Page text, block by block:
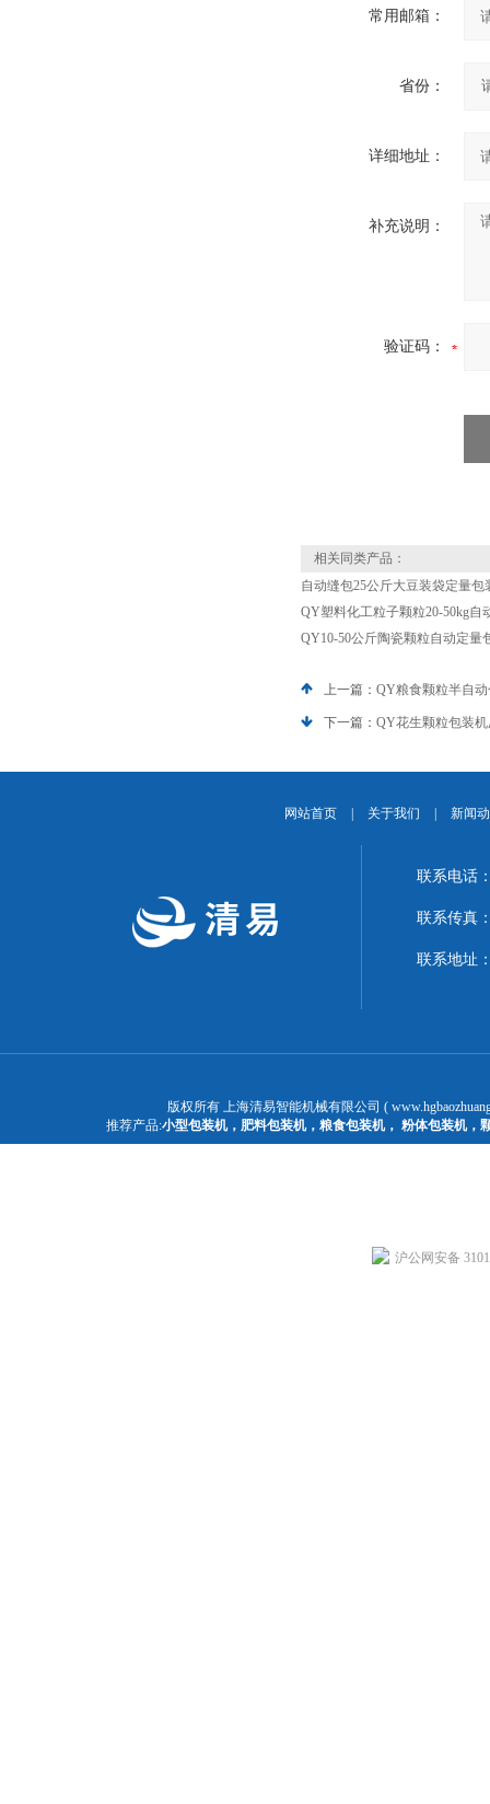
常用邮箱：
省份：
详细地址：
补充说明：
验证码：
相关同类产品：
自动缝包25公斤大豆装袋定量包
QY塑料化工粒子颗粒20-50kg自
QY10-50公斤陶瓷颗粒自动定量
上一篇： QY粮食颗粒半自
下一篇： QY花生颗粒包装
网站首页 关于我们 新闻
联系电话
联系传真
联系地址
版权所有 上海清易智能机械有限公司 (
推荐产品:小型包装机， 肥料包装机， 粮食包装机， 粉体包装机，
沪公网安备